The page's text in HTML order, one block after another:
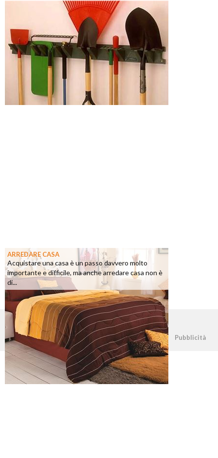
ARREDARE CASA
Acquistare una casa è un passo davvero molto
importante e difficile, ma anche arredare casa non è
di...
©2026 - casapratica.net - p.iva 03338800984 Pubblicità